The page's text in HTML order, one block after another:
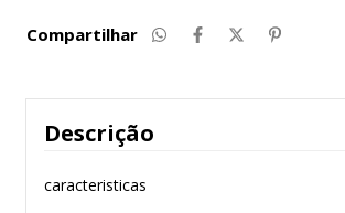
Compartilhar
Descrição
caracteristicas